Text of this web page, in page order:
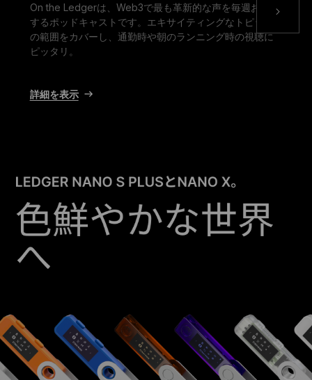
On the Ledgerは、Web3で最も革新的な声を毎週お届け
するポッドキャストです。エキサイティングなトピック
の範囲をカバーし、通勤時や朝のランニング時の視聴に
ピッタリ。
詳細を表示